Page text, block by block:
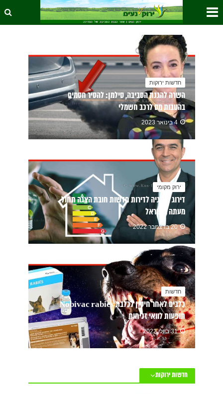
חדשות ירוקות
השרה להגנת הסביבה, סילמן: להסיר חסמים
בהטבות מס לרכב חשמלי
4 בינואר 2023
ירוק מקומי
דירוג אנרגיה לדירות חדשות חובת הצגה תחול
מעתה בישראל
20 בדצמבר 2022
חדשות
כלבים לאחר חיסון לכלבת Nobivac rabies
תופעות לוואי זניחות
31 ביולי 2022
חדשות ירוקות